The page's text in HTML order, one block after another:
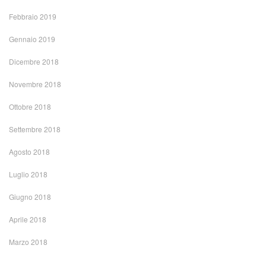
Febbraio 2019
Gennaio 2019
Dicembre 2018
Novembre 2018
Ottobre 2018
Settembre 2018
Agosto 2018
Luglio 2018
Giugno 2018
Aprile 2018
Marzo 2018